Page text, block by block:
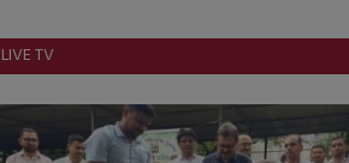
LIVE TV